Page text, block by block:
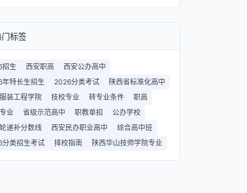
门标签
招生 西安职高
西安公办高中
年特长生招生
2026分类考试
陕西省标准化高中
装工程学院
技校专业 转专业条件
职高
业
省级示范高中 职教单招
公办学校
递补分数线
西安民办职业高中
综合高中班
分类招生考试
择校指南 陕西华山技师学院专业